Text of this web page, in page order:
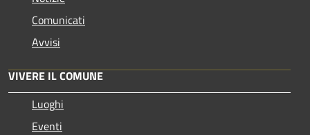
Comunicati
Avvisi
VIVERE IL COMUNE
Luoghi
Eventi